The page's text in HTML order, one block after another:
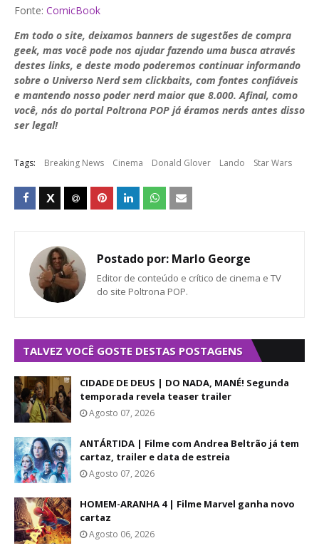
Fonte: ComicBook
Em todo o site, deixamos banners de sugestões de compra
geek, mas você pode nos ajudar fazendo uma busca através
destes links, e deste modo poderemos continuar informando
sobre o Universo Nerd sem clickbaits, com fontes confiáveis
e mantendo nosso poder nerd maior que 8.000. Afinal, como
você, nós do portal Poltrona POP já éramos nerds antes disso
ser legal!
Tags: Breaking News Cinema Donald Glover Lando Star Wars
Postado por: Marlo George
Editor de conteúdo e crítico de cinema e TV
do site Poltrona POP.
TALVEZ VOCÊ GOSTE DESTAS POSTAGENS
CIDADE DE DEUS | DO NADA, MANÉ! Segunda
temporada revela teaser trailer
Agosto 07, 2026
ANTÁRTIDA | Filme com Andrea Beltrão já tem
cartaz, trailer e data de estreia
Agosto 07, 2026
HOMEM-ARANHA 4 | Filme Marvel ganha novo
cartaz
Agosto 06, 2026